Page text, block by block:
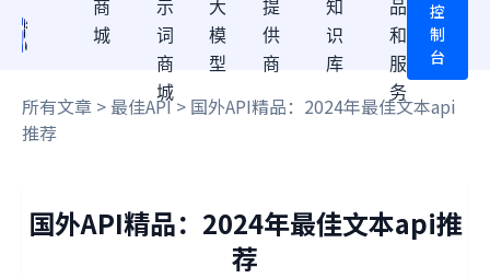
商
城
示
词
商
城
大
模
型
提
供
商
知
识
库
品
和
服
务
控
制
台
所有文章 > 最佳API> 国外API精品：2024年最佳文本api
推荐
国外API精品：2024年最佳文本api推
荐